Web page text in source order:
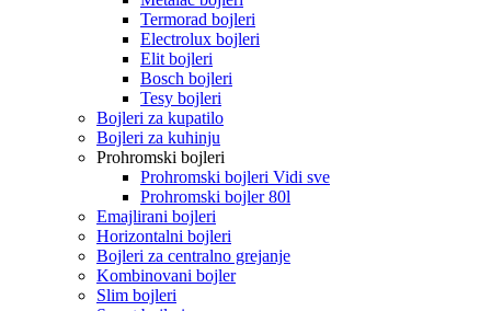
Termorad bojleri
Electrolux bojleri
Elit bojleri
Bosch bojleri
Tesy bojleri
Bojleri za kupatilo
Bojleri za kuhinju
Prohromski bojleri
Prohromski bojleri Vidi sve
Prohromski bojler 80l
Emajlirani bojleri
Horizontalni bojleri
Bojleri za centralno grejanje
Kombinovani bojler
Slim bojleri